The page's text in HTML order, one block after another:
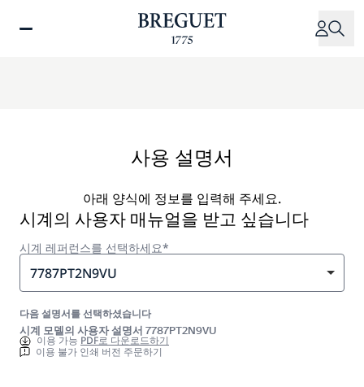
사용 설명서
아래 양식에 정보를 입력해 주세요.
시계의 사용자 매뉴얼을 받고 싶습니다
시계 레퍼런스를 선택하세요*
7787PT2N9VU
다음 설명서를 선택하셨습니다
시계 모델의 사용자 설명서 7787PT2N9VU
이용 가능 PDF로 다운로드하기
이용 불가 인쇄 버전 주문하기